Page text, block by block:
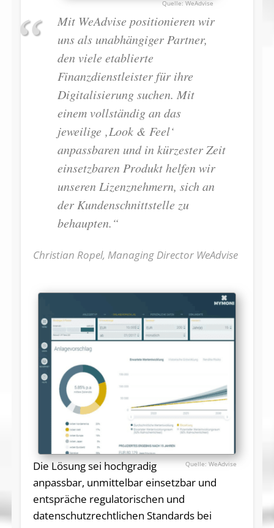
WeAdvise
Mit WeAdvise positionieren wir
uns als unabhängiger Partner,
den viele etablierte
Finanzdienstleister für ihre
Digitalisierung suchen. Mit
einem vollständig an das
jeweilige ‚Look & Feel‘
anpassbaren und in kürzester Zeit
einsetzbaren Produkt helfen wir
unseren Lizenznehmern, sich an
der Kundenschnittstelle zu
behaupten.“
Christian Ropel, Managing Director WeAdvise
WeAdvise
Die Lösung sei hochgradig
anpassbar, unmittelbar einsetzbar und
entspräche regulatorischen und
datenschutzrechtlichen Standards bei